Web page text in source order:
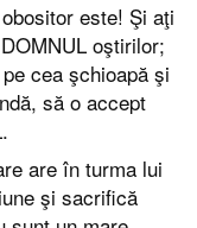
este! Şi aţi
oştirilor;
cea şchioapă şi
să o accept
are în turma lui
şi sacrifică